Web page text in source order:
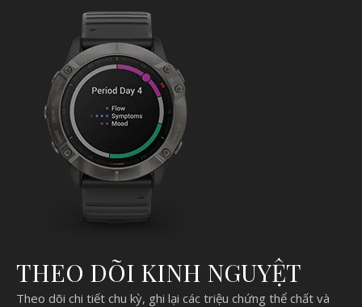
THEO DÕI KINH NGUYỆT
Theo dõi chi tiết chu kỳ, ghi lại các triệu chứng thể chất và